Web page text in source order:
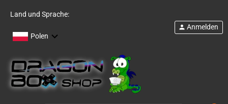
Land und Sprache:
Polen
person Anmelden